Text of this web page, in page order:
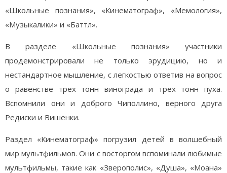
«Школьные познания», «Кинематограф», «Мемология»,
«Музыкалики» и «Баттл».
В разделе «Школьные познания» участники
продемонстрировали не только эрудицию, но и
нестандартное мышление, с легкостью ответив на вопрос
о равенстве трех тонн винограда и трех тонн пуха.
Вспомнили они и доброго Чиполлино, верного друга
Редиски и Вишенки.
Раздел «Кинематограф» погрузил детей в волшебный
мир мультфильмов. Они с восторгом вспоминали любимые
мультфильмы, такие как «Зверополис», «Душа», «Моана»